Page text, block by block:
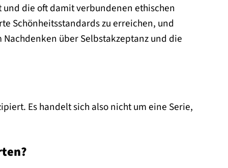
die oft damit verbundenen ethischen
Schönheitsstandards zu erreichen, und
über Selbstakzeptanz und die
Es handelt sich also nicht um eine Serie,